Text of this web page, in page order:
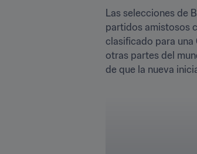
Las selecciones de
partidos amistosos
clasificado para una
otras partes del
de que la nueva